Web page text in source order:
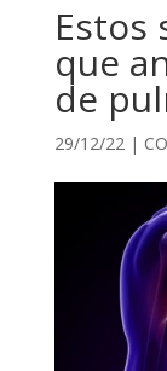
Estos
que
de
29/12/22|